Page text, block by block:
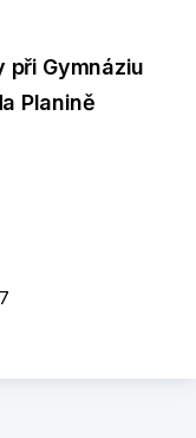
při Gymnáziu
Planině